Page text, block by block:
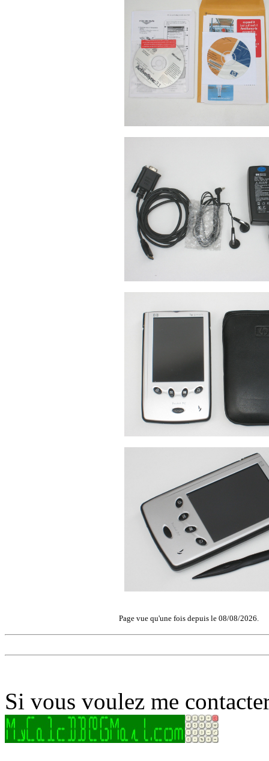
Page vue qu'une fois depuis le 08/08/2026.
Si vous voulez me